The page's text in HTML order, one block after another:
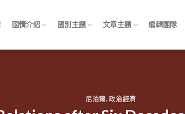
國情介紹 國別主題 文章主題 編輯團隊
尼泊爾,政治經濟